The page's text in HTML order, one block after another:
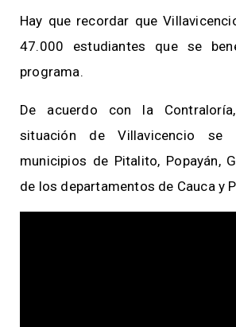
Hay que recordar que
47.000 estudiantes que se
programa.
De acuerdo con la
situación de Villavicencio se
municipios de Pitalito, Popayán,
de los departamentos de Cauca y